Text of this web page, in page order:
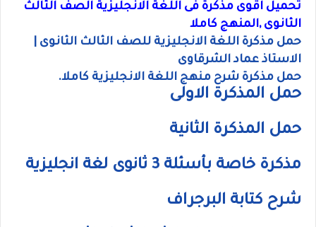
تحميل اقوى مذكرة فى اللغة الانجليزية الصف الثالث
الثانوى ,المنهج كاملا
حمل مذكرة اللغة الانجليزية للصف الثالث الثانوى |
الاستاذ عماد الشرقاوى
حمل مذكرة شرح منهج اللغة الانجليزية كاملا.
حمل المذكرة الاولى
حمل المذكرة الثانية
مذكرة خاصة بأسئلة 3 ثانوى لغة انجليزية
شرح كتابة البرجراف